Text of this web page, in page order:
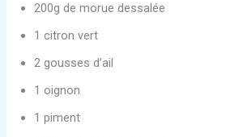
200g de morue dessalée
1 citron vert
2 gousses d’ail
1 oignon
1 piment